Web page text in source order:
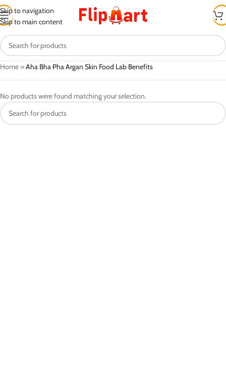
Skip to navigation
Skip to main content
Home »Aha Bha Pha Argan Skin Food Lab Benefits
No products were found matching your selection.